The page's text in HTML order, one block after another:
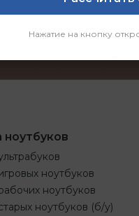
ноутбуков
ноутбуков
ноутбуков
ноутбуков (б/у)
Нажатие на кнопку